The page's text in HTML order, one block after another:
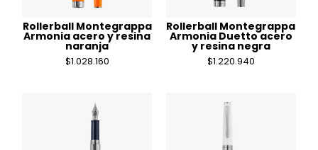
Rollerball Montegrappa
Armonia acero y resina
naranja
$1.028.160
Rollerball Montegrappa
Armonia Duetto acero
y resina negra
$1.220.940